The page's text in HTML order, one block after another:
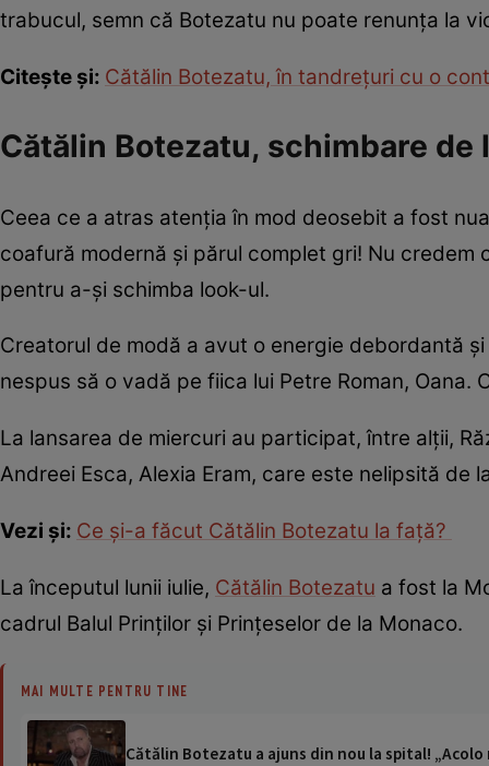
trabucul, semn că Botezatu nu poate renunța la
Citește și: Cătălin Botezatu, în tandrețuri cu o
Cătălin Botezatu, schimbare de
Ceea ce a atras atenția în mod deosebit a fost
coafură modernă și părul complet gri! Nu
pentru a-și schimba look-ul.
Creatorul de modă a avut o energie debordantă
nespus să o vadă pe fiica lui Petre Roman,
La lansarea de miercuri au participat, între alții,
Andreei Esca, Alexia Eram, care este nelipsită
Vezi și: Ce și-a făcut Cătălin Botezatu la față?
La începutul lunii iulie, Cătălin Botezatu a fost la
cadrul Balul Prinților și Prințeselor de la Monaco.
MAI MULTE PENTRU TINE
Cătălin Botezatu a ajuns din nou la spital!